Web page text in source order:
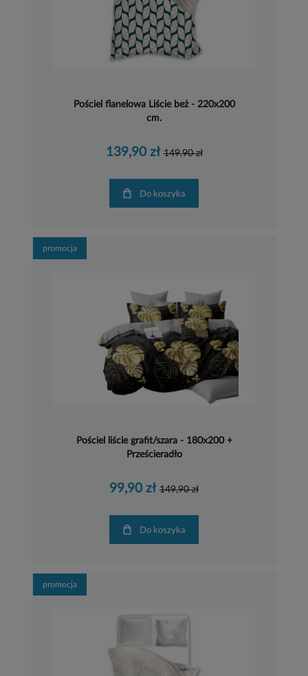
Pościel flanelowa Liście beż - 220x200
cm.
139,90 zł 149,90 zł
Do koszyka
Pościel liście grafit/szara - 180x200 +
Prześcieradło
99,90 zł 149,90 zł
Do koszyka
promocja
promocja